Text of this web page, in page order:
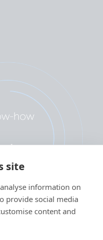
site
information on
provide social media
content and